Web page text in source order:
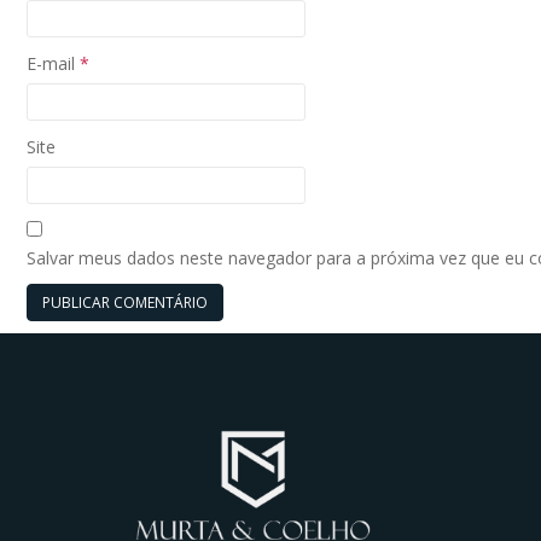
E-mail *
Site
Salvar meus dados neste navegador para a próxima vez que eu